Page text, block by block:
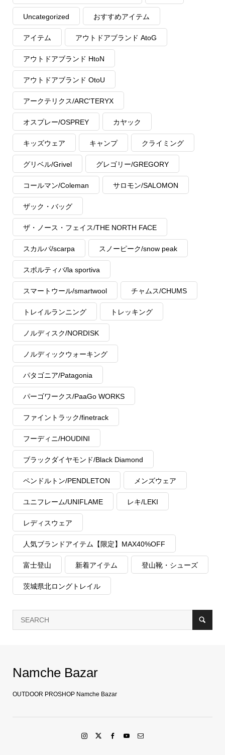
Uncategorized おすすめアイテム
アイテム アウトドアブランド AtoG
アウトドアブランド HtoN
アウトドアブランド OtoU
アークテリクス/ARC'TERYX
オスプレー/OSPREY カヤック
キッズウェア キャンプ クライミング
グリベル/Grivel グレゴリー/GREGORY
コールマン/Coleman サロモン/SALOMON
ザック・バッグ
ザ・ノース・フェイス/THE NORTH FACE
スカルパ/scarpa スノーピーク/snow peak
スポルティバ/la sportiva
スマートウール/smartwool チャムス/CHUMS
トレイルランニング トレッキング
ノルディスク/NORDISK
ノルディックウォーキング
パタゴニア/Patagonia
パーゴワークス/PaaGo WORKS
ファイントラック/finetrack
フーディニ/HOUDINI
ブラックダイヤモンド/Black Diamond
ペンドルトン/PENDLETON メンズウェア
ユニフレーム/UNIFLAME レキ/LEKI
レディスウェア
人気ブランドアイテム【限定】MAX40%OFF
富士登山 新着アイテム 登山靴・シューズ
茨城県北ロングトレイル
Namche Bazar
OUTDOOR PROSHOP Namche Bazar